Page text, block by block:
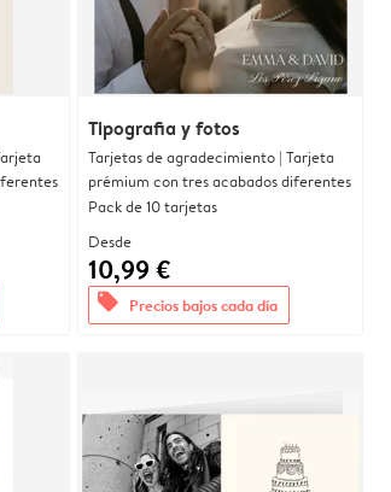
Tipografia y fotos
Tarjetas de agradecimiento | Tarjeta
prémium con tres acabados diferentes
Pack de 10 tarjetas
Desde
10,99 €
offers Precios bajos cada día